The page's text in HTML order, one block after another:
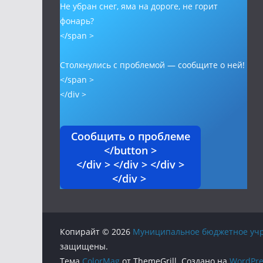
Не убран снег, яма на дороге, не горит
фонарь?
</span >
Столкнулись с проблемой — сообщите о ней!
</span >
</div >
Сообщить о проблеме
</button >
</div > </div > </div >
</div >
Копирайт © 2026 Муниципальное бюджетное
защищены.